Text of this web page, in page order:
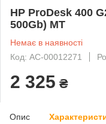
HP ProDesk 400
500Gb) MT
Немає в наявності
Код: AC-00012271
2 325 ₴
Опис